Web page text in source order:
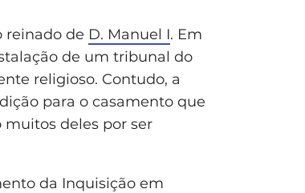
reinado de D. Manuel I. Em
de um tribunal do
religioso. Contudo, a
para o casamento que
muitos deles por ser
da Inquisição em